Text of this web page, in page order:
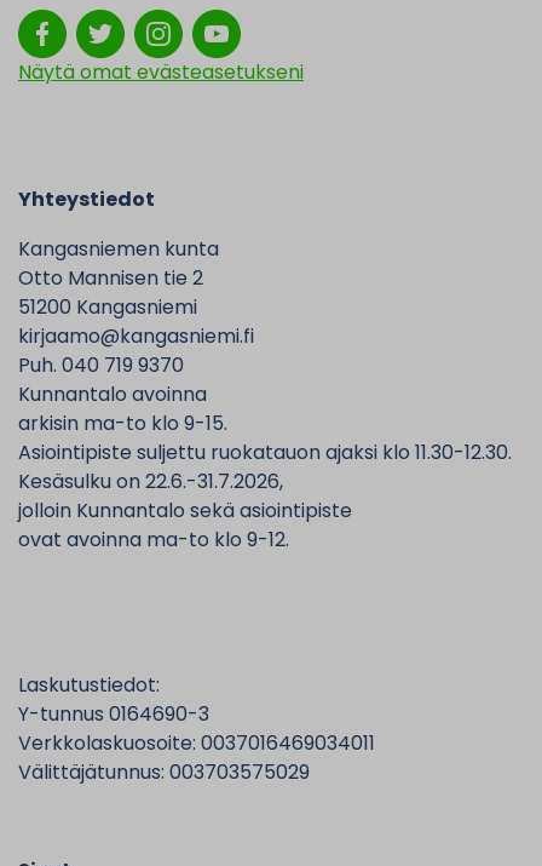
Näytä omat evästeasetukseni
Yhteystiedot
Kangasniemen kunta
Otto Mannisen tie 2
51200 Kangasniemi
kirjaamo@kangasniemi.fi
Puh. 040 719 9370
Kunnantalo avoinna
arkisin ma-to klo 9-15.
Asiointipiste suljettu ruokatauon ajaksi klo 11.30-12.30.
Kesäsulku on 22.6.-31.7.2026,
jolloin Kunnantalo sekä asiointipiste
ovat avoinna ma-to klo 9-12.
Laskutustiedot:
Y-tunnus 0164690-3
Verkkolaskuosoite: 0037016469034011
Välittäjätunnus: 003703575029